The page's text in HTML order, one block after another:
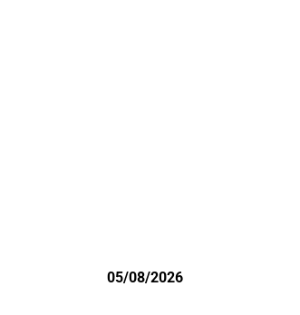
05/08/2026